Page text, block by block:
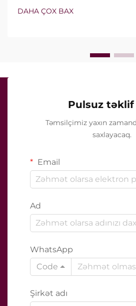
deyil, onların klinik müalicə
DAHA ÇOX BAX
Pulsuz təklif
Təmsilçimiz yaxın
saxlayacaq.
Email
Ad
WhatsApp
Code
Şirkət adı